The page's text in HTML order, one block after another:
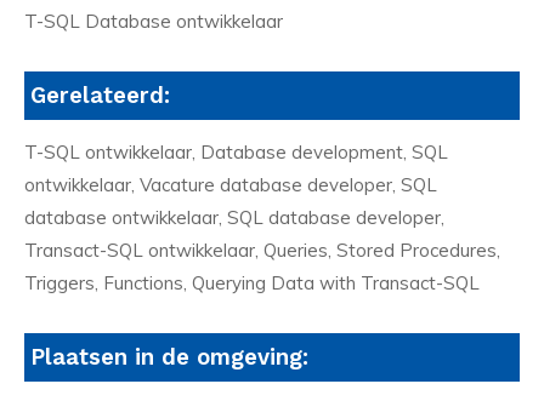
T-SQL Database ontwikkelaar
Gerelateerd:
T-SQL ontwikkelaar, Database development, SQL
ontwikkelaar, Vacature database developer, SQL
database ontwikkelaar, SQL database developer,
Transact-SQL ontwikkelaar, Queries, Stored Procedures,
Triggers, Functions, Querying Data with Transact-SQL
Plaatsen in de omgeving: